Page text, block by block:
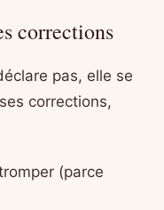
corrections
pas, elle se
corrections,
(parce